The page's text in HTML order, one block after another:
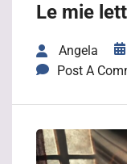
Le mie
Angela
Post A